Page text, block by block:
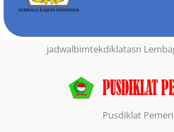
jadwalbimtekdiklatasn
Pusdiklat